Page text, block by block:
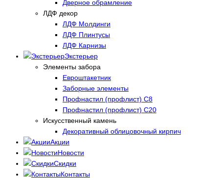
Дверное обрамление
ЛДФ декор
ЛДФ Молдинги
ЛДФ Плинтусы
ЛДФ Карнизы
Экстерьер
Элементы забора
Евроштакетник
Заборные элементы
Профнастил (профлист) С8
Профнастил (профлист) С20
Искусственный камень
Декоративный облицовочный кирпич
Акции
Новости
Скидки
Контакты